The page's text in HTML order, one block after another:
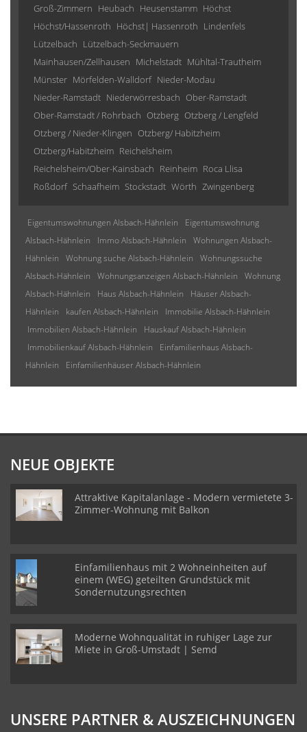
Groß-Zimmern Heubach Heusenstamm Höchst
Höchst/Hassenroth Höchst| Hassenroth Lindenfels
Lützelbach Lützelbach-Seckmauern
Mainhausen/Zellhausen Michelstadt Mühltal-Trautheim
Münster Mörfelden-Walldorf Nieder-Modau
Nieder-Ramstadt Niederwörresbach Ober-Ramstadt
Ober-Ramstadt / Rohrbach Otzberg Otzberg / Lengfeld
Otzberg / Nieder-Klingen Otzberg/ Habitzheim
Otzberg/Habitzheim Reichelsheim
Reichelsheim/Ober-Kainsbach Reinheim Roca Llisa
Roßdorf Schaafheim Stockstadt Wörth Zwingenberg
Eigentumswohnungen Alsbach-Hähnlein
Eigentumswohnung
Alsbach-Hähnlein
Immo Alsbach-Hähnlein
Wohnungen Alsbach-
Hähnlein
Wohnung suche Alsbach-Hähnlein
Wohnungssuche
Alsbach-Hähnlein
Wohnungsanzeigen Alsbach-Hähnlein
Wohnung
Alsbach-Hähnlein
Haus Alsbach-Hähnlein
Häuser Alsbach-
Hähnlein
kaufen Alsbach-Hähnlein
Immobilie Alsbach-Hähnlein
Immobilien Alsbach-Hähnlein
Hauskauf Alsbach-Hähnlein
Immobilienkauf Alsbach-Hähnlein
Einfamilienhaus Alsbach-
Hähnlein
Einfamilienhäuser Alsbach-Hähnlein
NEUE OBJEKTE
Attraktive Kapitalanlage - Modern vermietete 3-
Zimmer-Wohnung mit Balkon
Einfamilienhaus mit 2 Wohneinheiten auf
einem (WEG) geteilten Grundstück mit
Sondernutzungsrechten
Moderne Wohnqualität in ruhiger Lage zur
Miete in Groß-Umstadt | Semd
UNSERE PARTNER & AUSZEICHNUNGEN